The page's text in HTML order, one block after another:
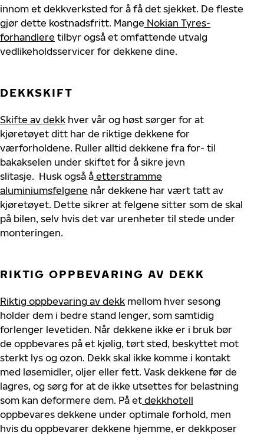
innom et dekkverksted for å få det sjekket. De fleste
gjør dette kostnadsfritt. Mange Nokian Tyres-
forhandlere tilbyr også et omfattende utvalg
vedlikeholdsservicer for dekkene dine.
DEKKSKIFT
Skifte av dekk hver vår og høst sørger for at
kjøretøyet ditt har de riktige dekkene for
værforholdene. Ruller alltid dekkene fra for- til
bakakselen under skiftet for å sikre jevn
slitasje. Husk også å etterstramme
aluminiumsfelgene når dekkene har vært tatt av
kjøretøyet. Dette sikrer at felgene sitter som de skal
på bilen, selv hvis det var urenheter til stede under
monteringen.
RIKTIG OPPBEVARING AV DEKK
Riktig oppbevaring av dekk mellom hver sesong
holder dem i bedre stand lenger, som samtidig
forlenger levetiden. Når dekkene ikke er i bruk bør
de oppbevares på et kjølig, tørt sted, beskyttet mot
sterkt lys og ozon. Dekk skal ikke komme i kontakt
med løsemidler, oljer eller fett. Vask dekkene før de
lagres, og sørg for at de ikke utsettes for belastning
som kan deformere dem. På et dekkhotell
oppbevares dekkene under optimale forhold, men
hvis du oppbevarer dekkene hjemme, er dekkposer